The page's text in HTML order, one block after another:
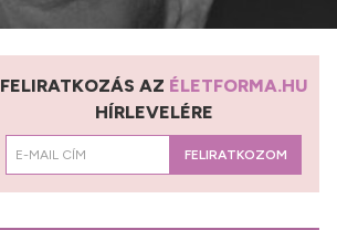
FELIRATKOZÁS AZ ÉLETFORMA.HU
HÍRLEVELÉRE
FELIRATKOZOM